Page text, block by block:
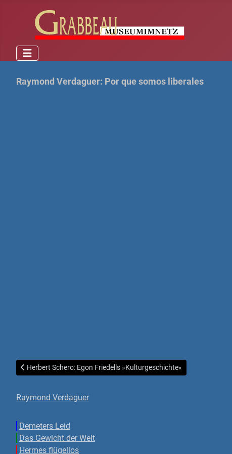
Raymond Verdaguer: Por que somos liberales
Vorheriger Beitrag: Herbert Schero: Egon Friedells »Kulturgeschichte«
Herbert Schero: Egon Friedells »Kulturgeschichte«
Raymond Verdaguer
Demeters Leid
Das Gewicht der Welt
Hermes flügellos